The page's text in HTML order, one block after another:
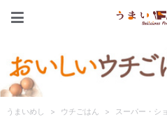
うまいめし > ウチごはん > スーパー・シ